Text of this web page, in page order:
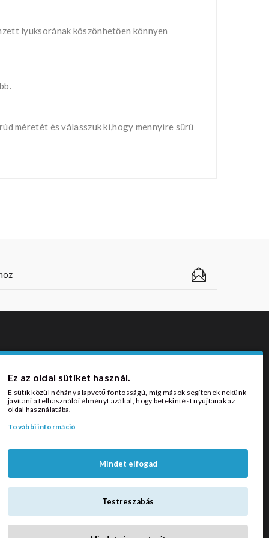
lyuksorának köszönhetően könnyen
méretét és válasszuk ki,hogy mennyire sűrű
Ez az oldal sütiket használ.
E sütik közül néhány alapvető fontosságú, míg mások segítenek nekünk
javítani a felhasználói élményt azáltal, hogy betekintést nyújtanak az
oldal használatába.
További információ
Mindet elfogad
Testreszabás